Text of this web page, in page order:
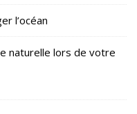
l’océan
naturelle lors de votre